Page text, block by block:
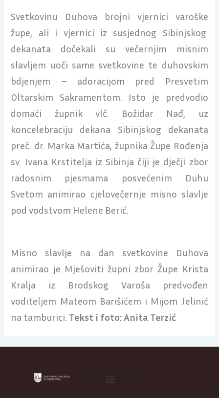
Svetkovinu Duhova brojni vjernici varoške
župe, ali i vjernici iz susjednog Sibinjskog
dekanata dočekali su večernjim misnim
slavljem uoči same svetkovine te duhovskim
bdjenjem – adoracijom pred Presvetim
Oltarskim Sakramentom. Isto je predvodio
domaći župnik vlč. Božidar Nađ, uz
koncelebraciju dekana Sibinjskog dekanata
preč. dr. Marka Martića, župnika Župe Rođenja
sv. Ivana Krstitelja iz Sibinja čiji je dječji zbor
radosnim pjesmama posvećenim Duhu
Svetom animirao cjelovečernje misno slavlje
pod vodstvom Helene Berić.
Misno slavlje na dan svetkovine Duhova
animirao je Mješoviti župni zbor Župe Krista
Kralja iz Brodskog Varoša predvođen
voditeljem Mateom Barišićem i Mijom Jelinić
na tamburici. Tekst i foto: Anita Terzić